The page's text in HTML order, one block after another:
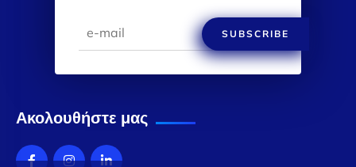
SUBSCRIBE
Ακολουθήστε μας